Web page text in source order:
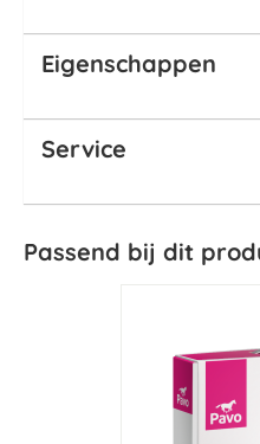
Eigenschappen
Service
Passend bij dit